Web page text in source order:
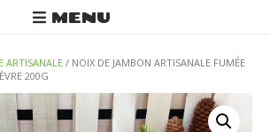
MENU
ARTISANALE / NOIX DE JAMBON ARTISANALE FUMÉE
200G